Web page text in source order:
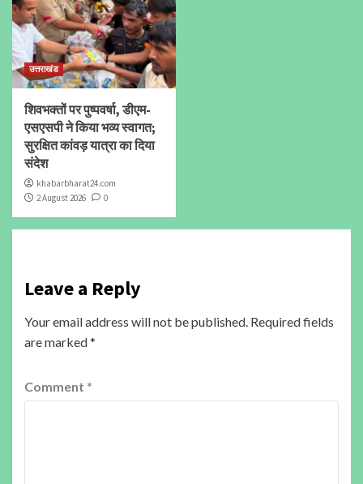
उत्तराखंड
शिवभक्तों पर पुष्पवर्षा, डीएम-
एसएसपी ने किया भव्य स्वागत;
सुरक्षित कांवड़ यात्रा का दिया
संदेश
khabarbharat24.com
2 August 2026
0
Leave a Reply
Your email address will not be published. Required fields
are marked*
Comment *